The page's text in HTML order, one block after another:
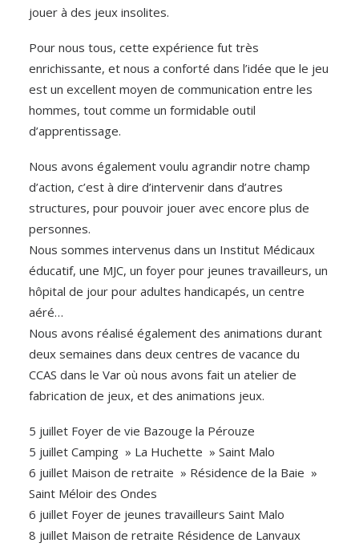
jouer à des jeux insolites.
Pour nous tous, cette expérience fut très
enrichissante, et nous a conforté dans l’idée que le jeu
est un excellent moyen de communication entre les
hommes, tout comme un formidable outil
d’apprentissage.
Nous avons également voulu agrandir notre champ
d’action, c’est à dire d’intervenir dans d’autres
structures, pour pouvoir jouer avec encore plus de
personnes.
Nous sommes intervenus dans un Institut Médicaux
éducatif, une MJC, un foyer pour jeunes travailleurs, un
hôpital de jour pour adultes handicapés, un centre
aéré…
Nous avons réalisé également des animations durant
deux semaines dans deux centres de vacance du
CCAS dans le Var où nous avons fait un atelier de
fabrication de jeux, et des animations jeux.
5 juillet Foyer de vie Bazouge la Pérouze
5 juillet Camping » La Huchette » Saint Malo
6 juillet Maison de retraite » Résidence de la Baie »
Saint Méloir des Ondes
6 juillet Foyer de jeunes travailleurs Saint Malo
8 juillet Maison de retraite Résidence de Lanvaux